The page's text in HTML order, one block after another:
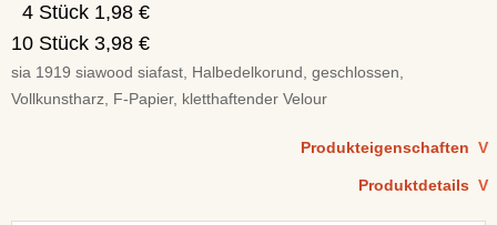
4 Stück 1,98 €
10 Stück 3,98 €
sia 1919 siawood siafast, Halbedelkorund, geschlossen,
Vollkunstharz, F-Papier, kletthaftender Velour
Produkteigenschaften V
Produktdetails V